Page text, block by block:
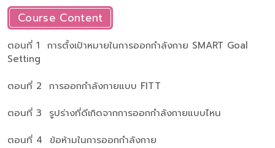
Course Content
ตอนที่ 1 การตั้งเป้าหมายในการออกกำลังกาย SMART Goal
Setting
ตอนที่ 2 การออกกำลังกายแบบ FITT
ตอนที่ 3 รูปร่างที่ดีเกิดจากการออกกำลังกายแบบไหน
ตอนที่ 4 ข้อห้ามในการออกกำลังกาย